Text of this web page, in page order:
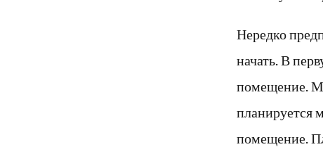
Нередко
начать. В
помещение.
планируется
помещение.